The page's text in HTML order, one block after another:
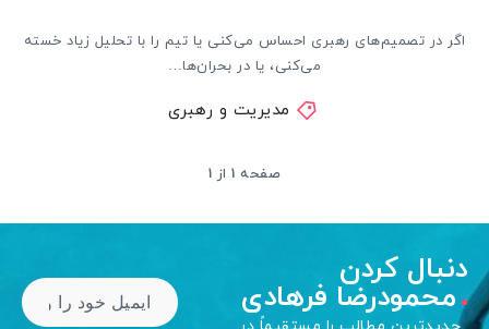
اگر در تصمیم‌های رهبری احساس می‌کنی یا تیم را با تحلیل زیاد خسته
می‌کنی، یا در بحران‌ها…
مدیریت و رهبری
صفحه 1 از 1
دنبال کردن
محمودرضا فرهادی